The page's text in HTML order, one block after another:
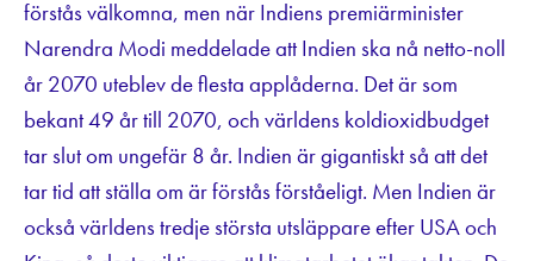
förstås välkomna, men när Indiens premiärminister
Narendra Modi meddelade att Indien ska nå netto-noll
år 2070 uteblev de flesta applåderna. Det är som
bekant 49 år till 2070, och världens koldioxidbudget
tar slut om ungefär 8 år. Indien är gigantiskt så att det
tar tid att ställa om är förstås förståeligt. Men Indien är
också världens tredje största utsläppare efter USA och